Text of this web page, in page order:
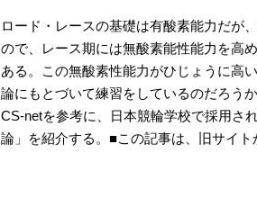
ロード・レースの基礎は有酸素能力だが
ので、レース期には無酸素能性能力を高
ある。この無酸素性能力がひじょうに高
論にもとづいて練習をしているのだろう
CS-netを参考に、日本競輪学校で採用さ
論」を紹介する。■この記事は、旧サイ